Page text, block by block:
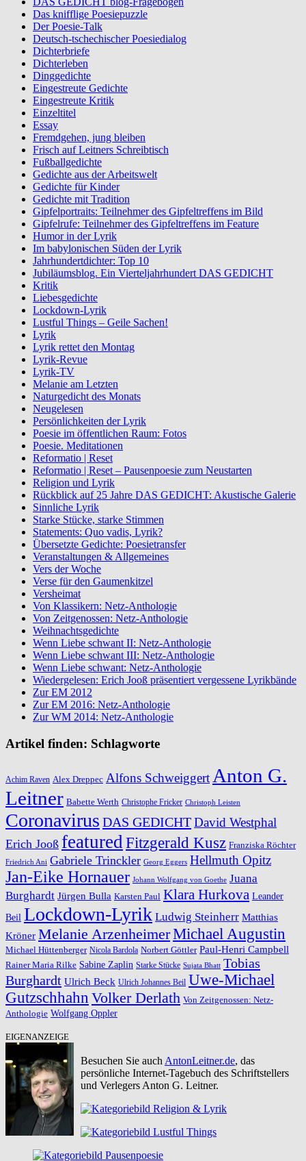
Das knifflige Poesiepuzzle
Der Poesie-Talk
Deutsch-tschechischer Poesiedialog
Dichterbriefe
Dichterleben
Dinggedichte
Eingestreute Gedichte
Eingestreute Kritik
Einzeltitel
Essay
Fremdgehen, jung bleiben
Frisch auf Leitners Schreibtisch
Fußballgedichte
Gedichte aus der Arbeitswelt
Gedichte für Kinder
Gedichte mit Tradition
Gipfelportraits: Teilnehmer des Gipfeltreffens im Bild
Gipfelrufe: Teilnehmer des Gipfeltreffens im Feature
Humor in der Lyrik
Im babylonischen Süden der Lyrik
Jahrhundertdichter: Top 10
Jubiläumsblog. Ein Vierteljahrhundert DAS GEDICHT
Kritik
Liebesgedichte
Lockdown-Lyrik
Lustful Things – Geile Sachen!
Lyrik
Lyrik rettet den Montag
Lyrik-Revue
Lyrik-TV
Melanie am Letzten
Naturgedicht des Monats
Neugelesen
Persönlichkeiten der Lyrik
Poesie im öffentlichen Raum: Fotos
Poesie. Meditationen
Reformatio | Reset
Reformatio | Reset – Pausenpoesie zum Neustarten
Religion und Lyrik
Rückblick auf 25 Jahre DAS GEDICHT: Akustische Galerie
Sinnliche Lyrik
Starke Stücke, starke Stimmen
Statements: Quo vadis, Lyrik?
Übersetzte Gedichte: Poesietransfer
Veranstaltungen & Allgemeines
Vers der Woche
Verse für den Gaumenkitzel
Versheimat
Von Klassikern: Netz-Anthologie
Von Zeitgenossen: Netz-Anthologie
Weihnachtsgedichte
Wenn Liebe schwant II: Netz-Anthologie
Wenn Liebe schwant III: Netz-Anthologie
Wenn Liebe schwant: Netz-Anthologie
Wiedergelesen: Erich Jooß präsentiert vergessene Lyrikbände
Zur EM 2012
Zur EM 2016: Netz-Anthologie
Zur WM 2014: Netz-Anthologie
Artikel finden: Schlagworte
Achim Raven Alex Dreppec Alfons Schweiggert Anton G.
Leitner Babette Werth Christophe Fricker Christoph Leisten
Coronavirus DAS GEDICHTDavid Westphal
Erich Jooß featured Fitzgerald Kusz Franziska Röchter
Friedrich Ani Gabriele Trinckler Georg Eggers Hellmuth Opitz
Jan-Eike Hornauer Johann Wolfgang von Goethe Juana
Burghardt Jürgen Bulla Karsten Paul Klara Hurkova Leander
Beil Lockdown-Lyrik Ludwig Steinherr Matthias
Kröner Melanie ArzenheimerMichael Augustin
Michael Hüttenberger Nicola Bardola Norbert Göttler Paul-Henri Campbell
Rainer Maria Rilke Sabine Zaplin Starke Stücke Sujata Bhatt Tobias
Burghardt Ulrich Beck Ulrich Johannes Beil Uwe-Michael
Gutzschhahn Volker Derlath Von Zeitgenossen: Netz-
Anthologie Wolfgang Oppler
EIGENANZEIGE
Besuchen Sie auch AntonLeitner.de, das
persönliche Internet-Tagebuch des Schriftstellers
und Verlegers Anton G. Leitner.